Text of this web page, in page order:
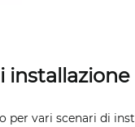
installazione
vari scenari di